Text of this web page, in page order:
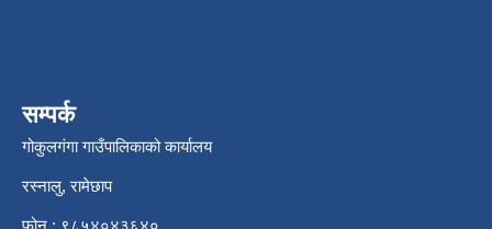
सम्पर्क
गोकुलगंगा गाउँपालिकाको कार्यालय
रस्नालु, रामेछाप